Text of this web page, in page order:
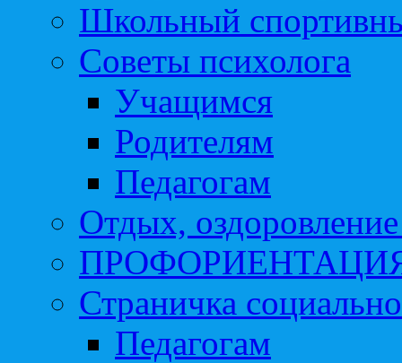
Школьный
Советы психолога
Учащимся
Родителям
Педагогам
Отдых, оздоровление
Страничка
Педагогам